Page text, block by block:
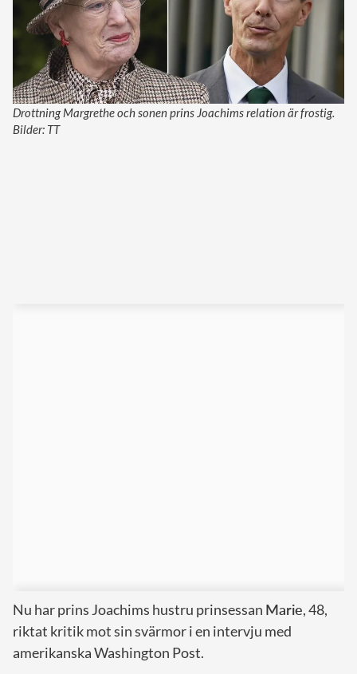
Drottning Margrethe och sonen prins Joachims relation är frostig.
Bilder: TT
Nu har prins Joachims hustru prinsessan Marie, 48,
riktat kritik mot sin svärmor i en intervju med
amerikanska Washington Post.